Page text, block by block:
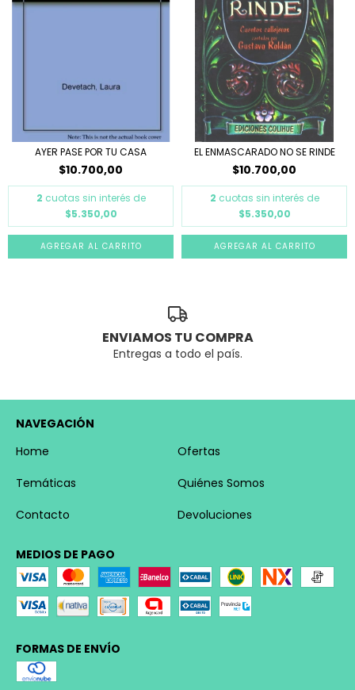
AYER PASE POR TU CASA
$10.700,00
2 cuotas sin interés de
$5.350,00
EL ENMASCARADO NO SE RINDE
$10.700,00
2 cuotas sin interés de
$5.350,00
ENVIAMOS TU COMPRA
Entregas a todo el país.
NAVEGACIÓN
Home
Ofertas
Temáticas
Quiénes Somos
Contacto
Devoluciones
MEDIOS DE PAGO
FORMAS DE ENVÍO